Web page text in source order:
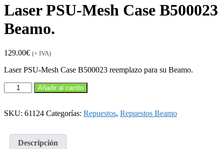
Laser PSU-Mesh Case B500023
Beamo.
129.00€ (+ IVA)
Laser PSU-Mesh Case B500023 reemplazo para su Beamo.
Laser
PSU-
Case
cantidad
Añadir al carrito
SKU: 61124 Categorías: Repuestos, Repuestos Beamo
Descripción